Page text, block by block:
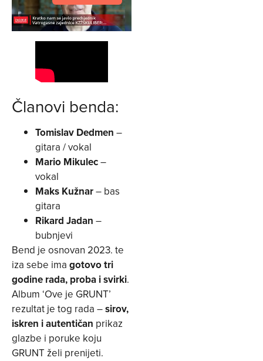
Članovi benda:
Tomislav Dedmen –
gitara / vokal
Mario Mikulec–
vokal
Maks Kužnar– bas
gitara
Rikard Jadan –
bubnjevi
Bend je osnovan 2023. te
iza sebe ima gotovo tri
godine rada, proba i svirki.
Album ‘Ove je GRUNT’
rezultat je tog rada –sirov,
iskren i autentičan prikaz
glazbe i poruke koju
GRUNT želi prenijeti.